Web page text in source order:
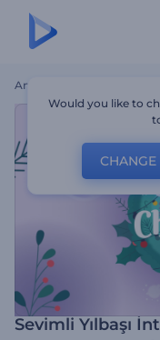
Ana Sayfa
Sevimli Yılbaşı
Would you like to
CHANGE